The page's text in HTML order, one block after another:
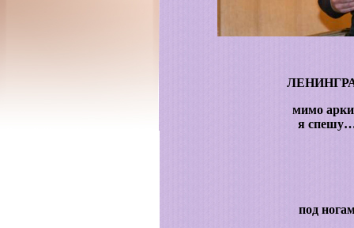
мимо
я спешу…
под